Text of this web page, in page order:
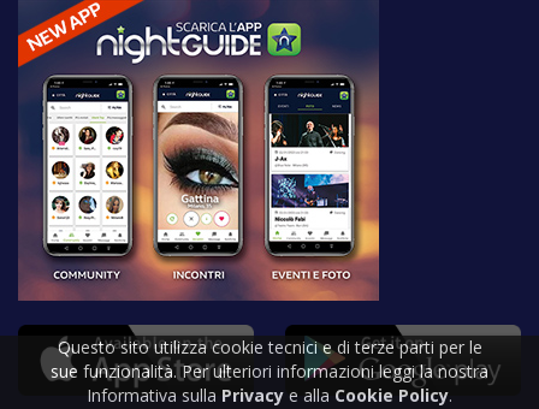
Questo sito utilizza cookie tecnici e di terze parti per le
sue funzionalità. Per ulteriori informazioni leggi la nostra
Informativa sulla Privacy e alla Cookie Policy.